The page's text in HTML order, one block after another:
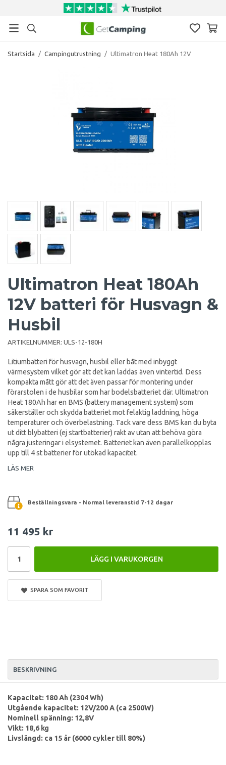
Startsida / Campingutrustning / Ultimatron Heat 180Ah 12V
Ultimatron Heat 180Ah
12V batteri för Husvagn &
Husbil
ARTIKELNUMMER: ULS-12-180H
Litiumbatteri för husvagn, husbil eller båt med inbyggt
värmesystem vilket gör att det kan laddas även vintertid. Dess
kompakta mått gör att det även passar för montering under
förarstolen i de husbilar som har bodelsbatteriet där. Ultimatron
Heat 180Ah har en BMS (battery management system) som
säkerställer och skydda batteriet mot felaktig laddning, höga
temperaturer och överbelastning. Tack vare dess BMS kan du byta
ut ditt blybatteri (ej startbatterier) rakt av utan att behöva göra
några justeringar i elsystemet. Batteriet kan även parallelkopplas
upp till 4 st batterier för utökad kapacitet.
LÄS MER
Beställningsvara - Normal leveranstid 7-12 dagar
11 495 kr
LÄGG I VARUKORGEN
SPARA SOM FAVORIT
BESKRIVNING
Kapacitet: 180 Ah (2304 Wh)
Utgående kapacitet: 12V/200 A (ca 2500W)
Nominell spänning: 12,8V
Vikt: 18,6 kg
Livslängd: ca 15 år (6000 cykler till 80%)